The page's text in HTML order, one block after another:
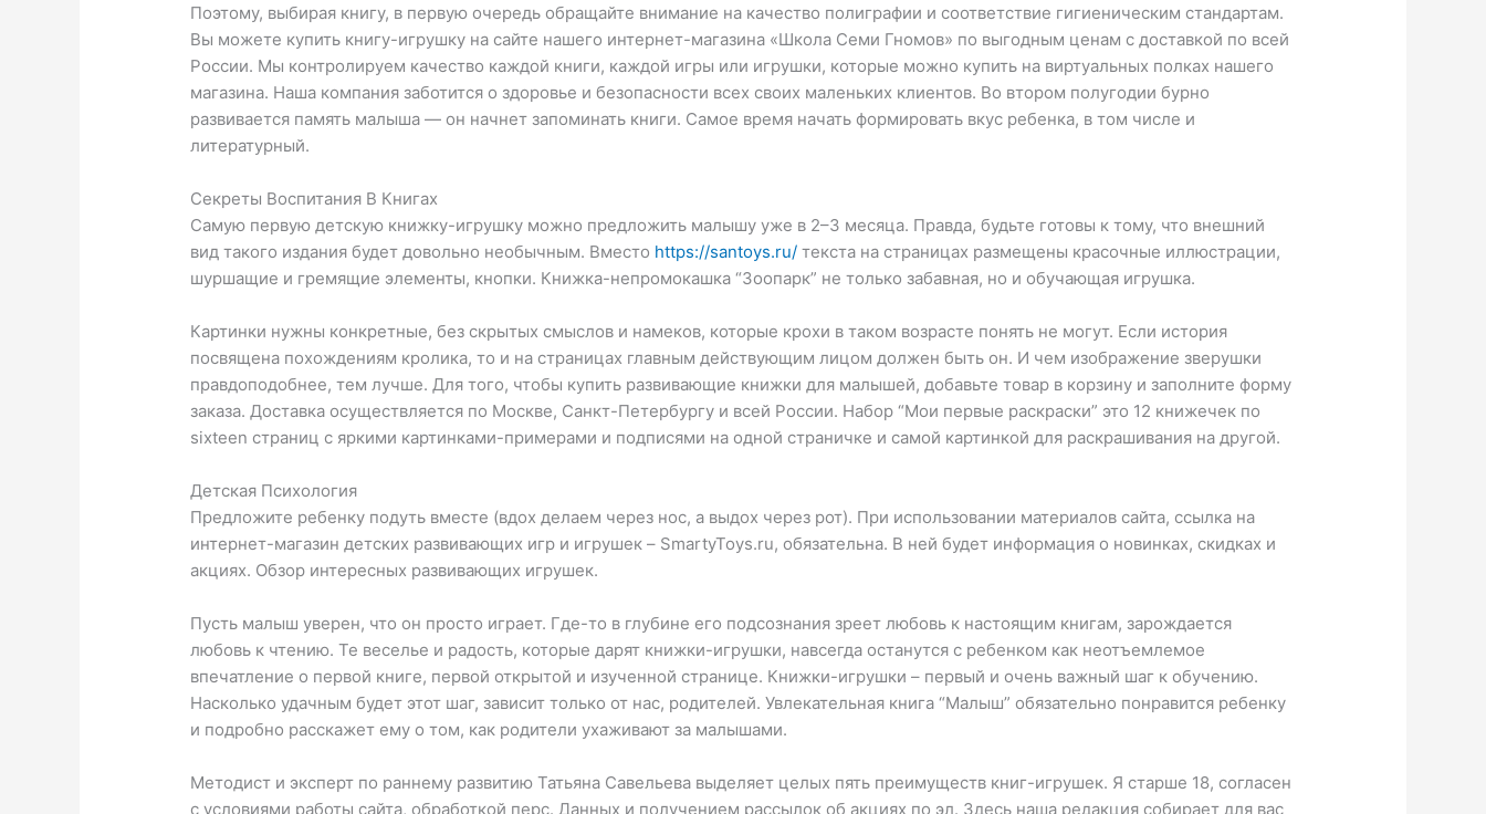
Поэтому, выбирая книгу, в первую очередь обращайте внимание на качество полиграфии и соответствие гигиеническим стандартам.
Вы можете купить книгу-игрушку на сайте нашего интернет-магазина «Школа Семи Гномов» по выгодным ценам с доставкой по всей
России. Мы контролируем качество каждой книги, каждой игры или игрушки, которые можно купить на виртуальных полках нашего
магазина. Наша компания заботится о здоровье и безопасности всех своих маленьких клиентов. Во втором полугодии бурно
развивается память малыша — он начнет запоминать книги. Самое время начать формировать вкус ребенка, в том числе и
литературный.
Секреты Воспитания В Книгах
Самую первую детскую книжку-игрушку можно предложить малышу уже в 2–3 месяца. Правда, будьте готовы к тому, что внешний
вид такого издания будет довольно необычным. Вместо https://santoys.ru/ текста на страницах размещены красочные иллюстрации,
шуршащие и гремящие элементы, кнопки. Книжка-непромокашка “Зоопарк” не только забавная, но и обучающая игрушка.
Картинки нужны конкретные, без скрытых смыслов и намеков, которые крохи в таком возрасте понять не могут. Если история
посвящена похождениям кролика, то и на страницах главным действующим лицом должен быть он. И чем изображение зверушки
правдоподобнее, тем лучше. Для того, чтобы купить развивающие книжки для малышей, добавьте товар в корзину и заполните форму
заказа. Доставка осуществляется по Москве, Санкт-Петербургу и всей России. Набор “Мои первые раскраски” это 12 книжечек по
sixteen страниц с яркими картинками-примерами и подписями на одной страничке и самой картинкой для раскрашивания на другой.
Детская Психология
Предложите ребенку подуть вместе (вдох делаем через нос, а выдох через рот). При использовании материалов сайта, ссылка на
интернет-магазин детских развивающих игр и игрушек – SmartyToys.ru, обязательна. В ней будет информация о новинках, скидках и
акциях. Обзор интересных развивающих игрушек.
Пусть малыш уверен, что он просто играет. Где-то в глубине его подсознания зреет любовь к настоящим книгам, зарождается
любовь к чтению. Те веселье и радость, которые дарят книжки-игрушки, навсегда останутся с ребенком как неотъемлемое
впечатление о первой книге, первой открытой и изученной странице. Книжки-игрушки – первый и очень важный шаг к обучению.
Насколько удачным будет этот шаг, зависит только от нас, родителей. Увлекательная книга “Малыш” обязательно понравится ребенку
и подробно расскажет ему о том, как родители ухаживают за малышами.
Методист и эксперт по раннему развитию Татьяна Савельева выделяет целых пять преимуществ книг-игрушек. Я старше 18, согласен
с условиями работы сайта, обработкой перс. Данных и получением рассылок об акциях по эл. Здесь наша редакция собирает для вас